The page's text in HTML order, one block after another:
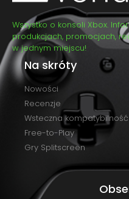
Wszystko o konsoli Xbox.
produkcjach, promocjach,
w jednym miejscu!
Na skróty
Nowości
Recenzje
Wsteczna kompatybilność
Free-to-Play
Gry Splitscreen